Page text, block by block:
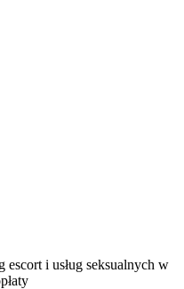
escort i usług seksualnych w